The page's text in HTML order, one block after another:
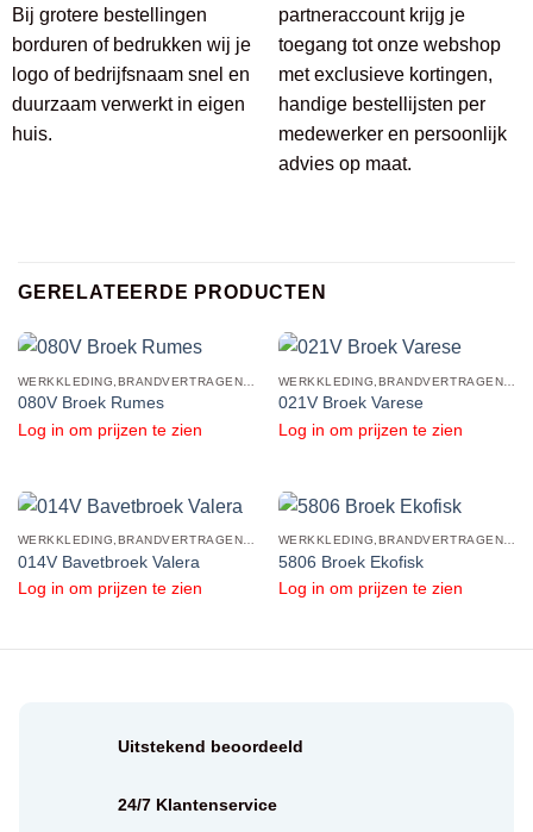
Bij grotere bestellingen
borduren of bedrukken wij je
logo of bedrijfsnaam snel en
duurzaam verwerkt in eigen
huis.
partneraccount krijg je
toegang tot onze webshop
met exclusieve kortingen,
handige bestellijsten per
medewerker en persoonlijk
advies op maat.
GERELATEERDE PRODUCTEN
080V Broek Rumes
Log in om prijzen te zien
021V Broek Varese
Log in om prijzen te zien
WERKKLEDING,BRANDVERTRAGENDE KLEDING,BRANDVERTRAGENDE BROEKEN
014V Bavetbroek Valera
Log in om prijzen te zien
WERKKLEDING,BRANDVERTRAGENDE KLEDING,BRANDVERTRAGENDE BROEKEN
5806 Broek Ekofisk
Log in om prijzen te zien
Uitstekend beoordeeld
24/7 Klantenservice